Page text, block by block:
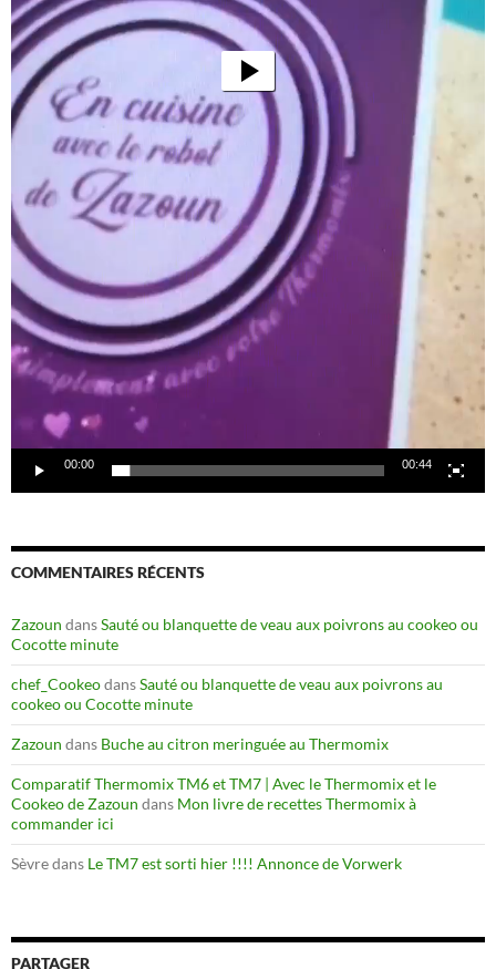
00:00 00:44
COMMENTAIRES RÉCENTS
Zazoun dansSauté ou blanquette de veau aux poivrons au cookeo ou
Cocotte minute
chef_CookeodansSauté ou blanquette de veau aux poivrons au
cookeo ou Cocotte minute
Zazoun dans Buche au citron meringuée au Thermomix
Comparatif Thermomix TM6 et TM7 | Avec le Thermomix et le
Cookeo de Zazoun dans Mon livre de recettes Thermomix à
commander ici
Sèvredans Le TM7 est sorti hier !!!! Annonce de Vorwerk
PARTAGER